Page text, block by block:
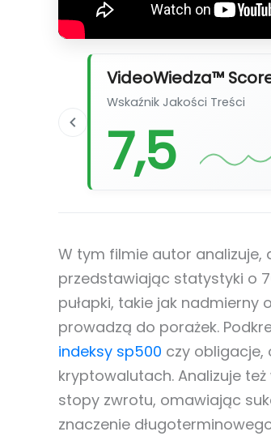
VideoWiedza™
Wskaźnik Jakości Treści
7,5
W tym filmie autor analizuje,
przedstawiając statystyki o
pułapki, takie jak
prowadzą do porażek.
indeksy sp500 czy obligacje,
kryptowalutach. Analizuje też
stopy zwrotu, omawiając
znaczenie